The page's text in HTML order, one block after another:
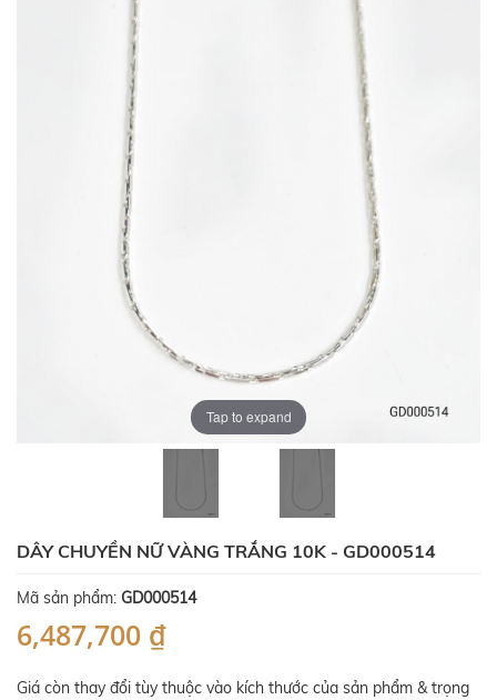
Tap to expand
DÂY CHUYỀN NỮ VÀNG TRẮNG 10K - GD000514
Mã sản phẩm: GD000514
6,487,700 ₫
Giá còn thay đổi tùy thuộc vào kích thước của sản phẩm & trọng